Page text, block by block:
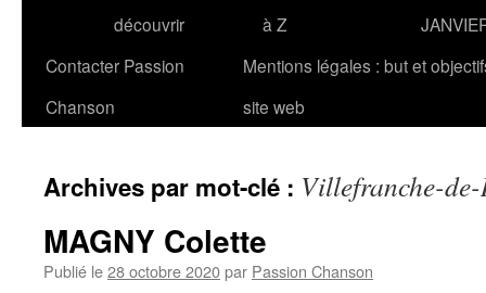
découvrir
à Z
Contacter Passion
Chanson
Mentions légales : but et
site web
Archives par mot-clé : Villefranche-
MAGNY Colette
Publié le28 octobre 2020par Passion Chanson